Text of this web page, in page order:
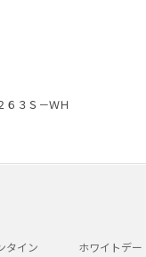
３Ｓ－ＷＨ
タイン ホワイトデー